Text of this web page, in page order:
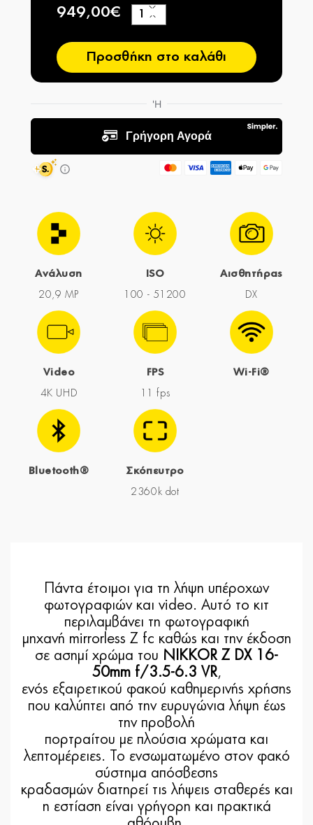
949,00€
−
+
Προσθήκη στο καλάθι
Ανάλυση
20,9 MP
ISO
100 - 51200
Αισθητήρας
DX
Video
4K UHD
FPS
11 fps
Wi-Fi®
Bluetooth® Σκόπευτρο
2360k dot
Πάντα έτοιμοι για τη λήψη υπέροχων
φωτογραφιών και video. Αυτό το κιτ
περιλαμβάνει τη φωτογραφική
μηχανή mirrorless Z fc καθώς και την έκδοση
σε ασημί χρώμα του NIKKOR Z DX 16-
50mm f/3.5-6.3 VR,
ενός εξαιρετικού φακού καθημερινής χρήσης
που καλύπτει από την ευρυγώνια λήψη έως
την προβολή
πορτραίτου με πλούσια χρώματα και
λεπτομέρειες. Το ενσωματωμένο στον φακό
σύστημα απόσβεσης
κραδασμών διατηρεί τις λήψεις σταθερές και
η εστίαση είναι γρήγορη και πρακτικά